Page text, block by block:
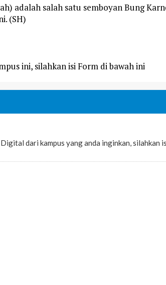
adalah salah satu semboyan Bung
(SH)
ini, silahkan isi Form di bawah ini